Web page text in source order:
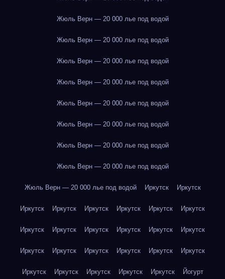
Жюль Верн — 20 000 лье под водой
Жюль Верн — 20 000 лье под водой
Жюль Верн — 20 000 лье под водой
Жюль Верн — 20 000 лье под водой
Жюль Верн — 20 000 лье под водой
Жюль Верн — 20 000 лье под водой
Жюль Верн — 20 000 лье под водой
Жюль Верн — 20 000 лье под водой
Жюль Верн — 20 000 лье под водой Иркутск Иркутск
Иркутск Иркутск Иркутск Иркутск Иркутск Иркутск
Иркутск Иркутск Иркутск Иркутск Иркутск Иркутск
Иркутск Иркутск Иркутск Иркутск Иркутск Иркутск
Иркутск Иркутск Иркутск Иркутск Иркутск Йогурт